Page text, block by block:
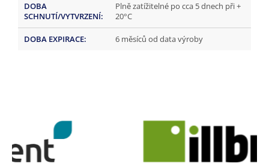
DOBA
SCHNUTÍ/VYTVRZENÍ:
Plně zatížitelné po cca 5 dnech při +
20°C
DOBA EXPIRACE: 6 měsíců od data výroby